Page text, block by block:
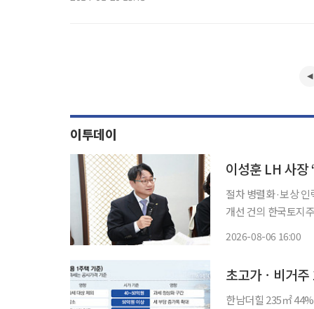
이투데이
이성훈 LH 사장
절차 병렬화·보상
개선 건의 한국토지주택공사(LH)가 주택 공급 속도를 높이기 위해 보상 절차를 대폭 단축한
2026-08-06 16:00
한남더힐 235㎡